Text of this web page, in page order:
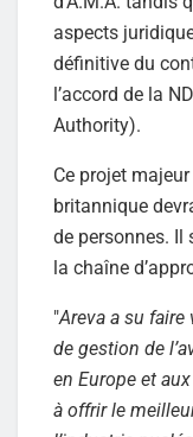
aspects
définitive du
l’accord de la
Authority).
Ce projet
britannique
de personnes. Il
la chaîne
"Areva a su
de gestion de
en Europe et
à offrir le